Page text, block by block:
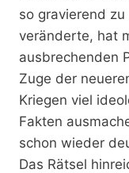
so gravierend
veränderte, hat
ausbrechenden
Zuge der
Kriegen viel
Fakten
schon wieder
Das Rätsel